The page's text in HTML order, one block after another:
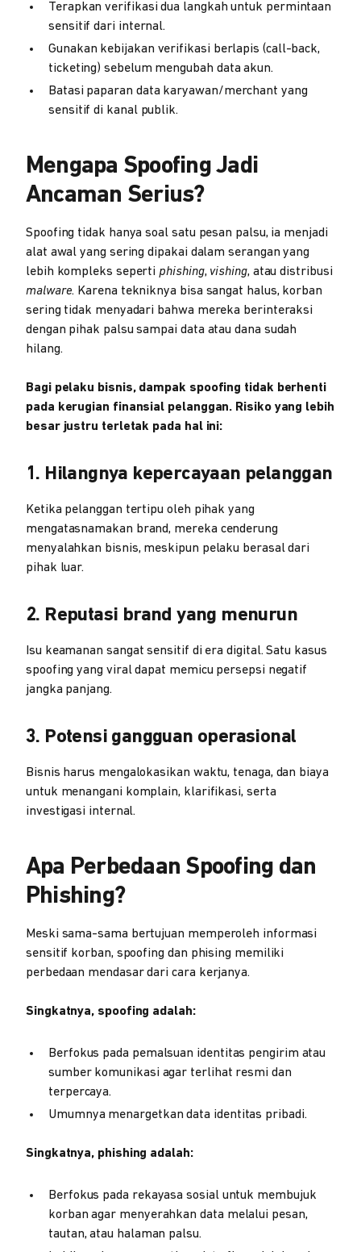
Terapkan verifikasi dua langkah untuk permintaan
sensitif dari internal.
Gunakan kebijakan verifikasi berlapis (call-back,
ticketing) sebelum mengubah data akun.
Batasi paparan data karyawan/merchant yang
sensitif di kanal publik.
Mengapa Spoofing Jadi
Ancaman Serius?
Spoofing tidak hanya soal satu pesan palsu, ia menjadi
alat awal yang sering dipakai dalam serangan yang
lebih kompleks sepertiphishing, vishing, atau distribusi
malware. Karena tekniknya bisa sangat halus, korban
sering tidak menyadari bahwa mereka berinteraksi
dengan pihak palsu sampai data atau dana sudah
hilang.
Bagi pelaku bisnis, dampak spoofing tidak berhenti
pada kerugian finansial pelanggan. Risiko yang lebih
besar justru terletak pada hal ini:
1. Hilangnya kepercayaan pelanggan
Ketika pelanggan tertipu oleh pihak yang
mengatasnamakan brand, mereka cenderung
menyalahkan bisnis, meskipun pelaku berasal dari
pihak luar.
2. Reputasi brand yang menurun
Isu keamanan sangat sensitif di era digital. Satu kasus
spoofing yang viral dapat memicu persepsi negatif
jangka panjang.
3. Potensi gangguan operasional
Bisnis harus mengalokasikan waktu, tenaga, dan biaya
untuk menangani komplain, klarifikasi, serta
investigasi internal.
Apa Perbedaan Spoofing dan
Phishing?
Meski sama-sama bertujuan memperoleh informasi
sensitif korban, spoofing dan phising memiliki
perbedaan mendasar dari cara kerjanya.
Singkatnya, spoofing adalah:
Berfokus pada pemalsuan identitas pengirim atau
sumber komunikasi agar terlihat resmi dan
terpercaya.
Umumnya menargetkan data identitas pribadi.
Singkatnya, phishing adalah:
Berfokus pada rekayasa sosial untuk membujuk
korban agar menyerahkan data melalui pesan,
tautan, atau halaman palsu.